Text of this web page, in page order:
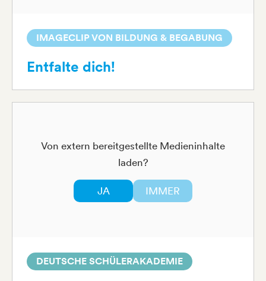
IMAGECLIP VON BILDUNG & BEGABUNG
Entfalte dich!
Von extern bereitgestellte Medieninhalte
laden?
JA IMMER
DEUTSCHE SCHÜLERAKADEMIE